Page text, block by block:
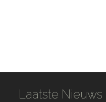
Laatste Nieuws